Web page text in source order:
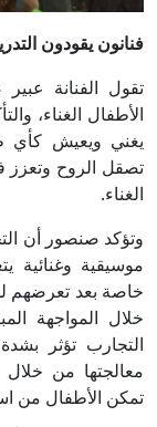
فنانون يقودون
تقول الفنانة
الأطفال الغناء،
يغني ويعيش كأي
تصقل الروح وتعزز
الغناء.
وتؤكد صنصور أن
موسيقية وغنائية
خاصة بعد تعرضهم
خلال المواجهة
التجارب تؤثر
معالجتها من خلال
تمكن الأطفال من